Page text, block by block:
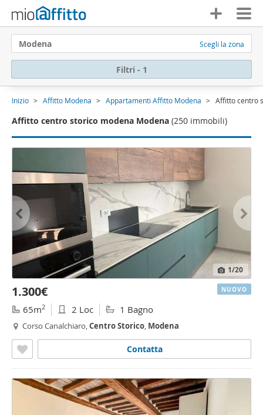
Modena Scegli la zona
Filtri - 1
Inizio Affitto Modena Appartamenti Affitto Modena Affitto centro
Affitto centro storico modena Modena (250 immobili)
1/20
1.300€
65m2 2 Loc 1 Bagno
Corso Canalchiaro,CentroStorico, Modena
Contatta
NUOVO